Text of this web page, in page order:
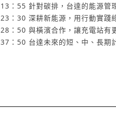
13：55 針對碳排，台達的能源管
23：30 深耕新能源，用行動實踐
28：50 與橫濱合作，讓充電站有
37：50 台達未來的短、中、長期